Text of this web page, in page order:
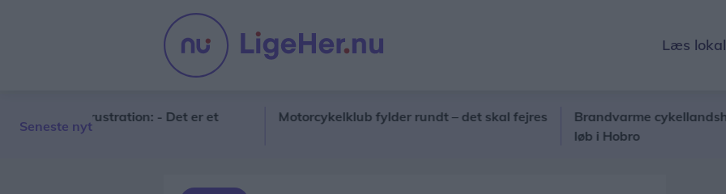
Læs
Seneste nyt
stor frustration: - Det er et Motorcykelklub fylder rundt – det skal fejres
Brandvarme
løb i Hobro